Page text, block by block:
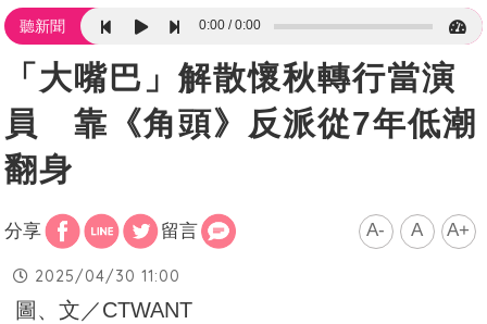
聽新聞 0:00 0:00
「大嘴巴」解散懷秋轉行當演
員 靠《角頭》反派從7年低潮
翻身
分享 留言 A- A A+
2025/04/30 11:00
圖、文／CTWANT